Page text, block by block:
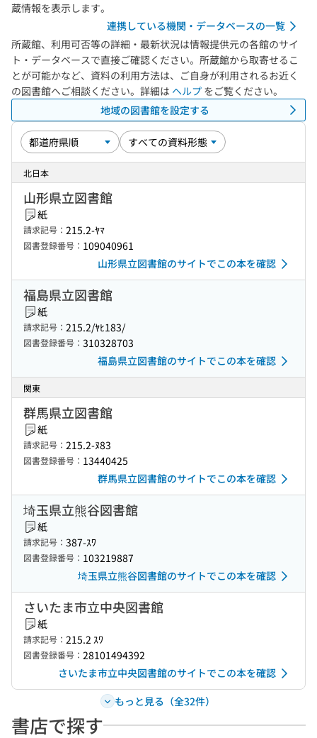
蔵情報を表示します。
連携している機関・データベースの一覧
所蔵館、利用可否等の詳細・最新状況は情報提供元の各館のサイ
ト・データベースで直接ご確認ください。所蔵館から取寄せるこ
とが可能かなど、資料の利用方法は、ご自身が利用されるお近く
の図書館へご相談ください。詳細は ヘルプ をご覧ください。
地域の図書館を設定する
北日本
山形県立図書館
紙
請求記号： 215.2-ﾔﾏ
図書登録番号： 109040961
山形県立図書館のサイトでこの本を確認
福島県立図書館
紙
請求記号： 215.2/ﾔﾋ183/
図書登録番号： 310328703
福島県立図書館のサイトでこの本を確認
関東
群馬県立図書館
紙
請求記号： 215.2-ﾇ83
図書登録番号： 13440425
群馬県立図書館のサイトでこの本を確認
埼玉県立熊谷図書館
紙
請求記号： 387-ｽﾜ
図書登録番号： 103219887
埼玉県立熊谷図書館のサイトでこの本を確認
さいたま市立中央図書館
紙
請求記号： 215.2 ｽﾜ
図書登録番号： 28101494392
さいたま市立中央図書館のサイトでこの本を確認
もっと見る（全32件）
書店で探す